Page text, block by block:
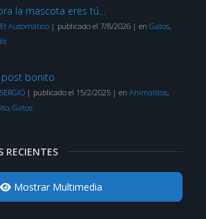
la mascota eres tú…
El Automático| publicado el 7/8/2026| en Gatos,
post bonito
SERGIO| publicado el 15/2/2025| en Animalitos,
, Gatos
RECIENTES
Mostrar Multimedia